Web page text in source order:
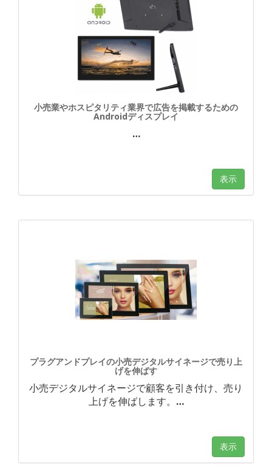
小売業やホスピタリティ業界で広告を掲載するための
Androidディスプレイ
…
表示
プラグアンドプレイの小売デジタルサイネージで売り上
げを伸ばす
小売デジタルサイネージで顧客を引き付け、売り
上げを伸ばします。 …
表示